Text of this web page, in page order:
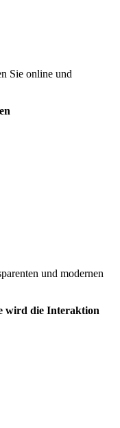
Sie online und
und modernen
wird die Interaktion